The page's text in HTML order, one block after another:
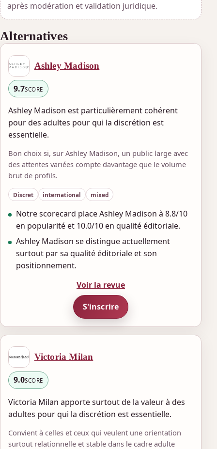
après modération et validation juridique.
Alternatives
Ashley Madison
9.7SCORE
Ashley Madison est particulièrement cohérent
pour des adultes pour qui la discrétion est
essentielle.
Bon choix si, sur Ashley Madison, un public large avec
des attentes variées compte davantage que le volume
brut de profils.
Discret international mixed
Notre scorecard place Ashley Madison à 8.8/10
en popularité et 10.0/10 en qualité éditoriale.
Ashley Madison se distingue actuellement
surtout par sa qualité éditoriale et son
positionnement.
Voir la revue
S'inscrire
Victoria Milan
9.0SCORE
Victoria Milan apporte surtout de la valeur à des
adultes pour qui la discrétion est essentielle.
Convient à celles et ceux qui veulent une orientation
surtout relationnelle et stable dans le cadre adulte